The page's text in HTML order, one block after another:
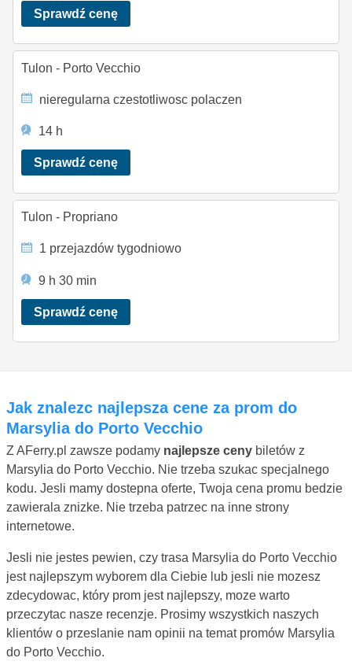
Sprawdź cenę
Tulon - Porto Vecchio
nieregularna czestotliwosc polaczen
14 h
Sprawdź cenę
Tulon - Propriano
1 przejazdów tygodniowo
9 h 30 min
Sprawdź cenę
Jak znalezc najlepsza cene za prom do
Marsylia do Porto Vecchio
Z AFerry.pl zawsze podamy najlepsze ceny biletów z
Marsylia do Porto Vecchio. Nie trzeba szukac specjalnego
kodu. Jesli mamy dostepna oferte, Twoja cena promu bedzie
zawierala znizke. Nie trzeba patrzec na inne strony
internetowe.
Jesli nie jestes pewien, czy trasa Marsylia do Porto Vecchio
jest najlepszym wyborem dla Ciebie lub jesli nie mozesz
zdecydowac, który prom jest najlepszy, moze warto
przeczytac nasze recenzje. Prosimy wszystkich naszych
klientów o przeslanie nam opinii na temat promów Marsylia
do Porto Vecchio.